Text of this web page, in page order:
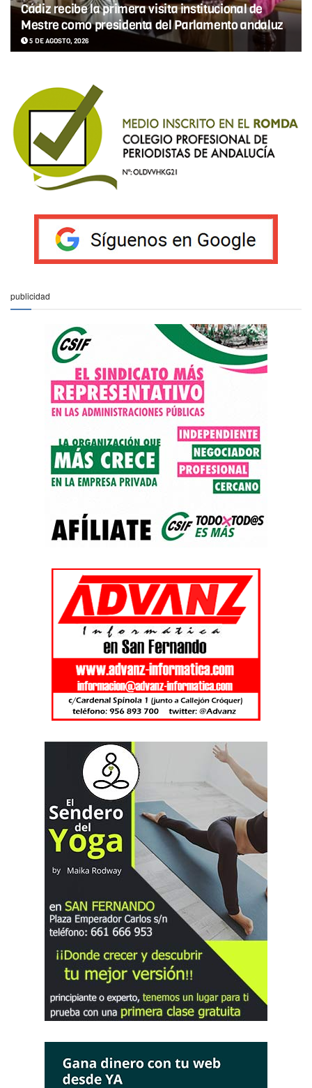
Cádiz recibe la primera visita institucional de
Mestre como presidenta del Parlamento andaluz
5 DE AGOSTO, 2026
publicidad